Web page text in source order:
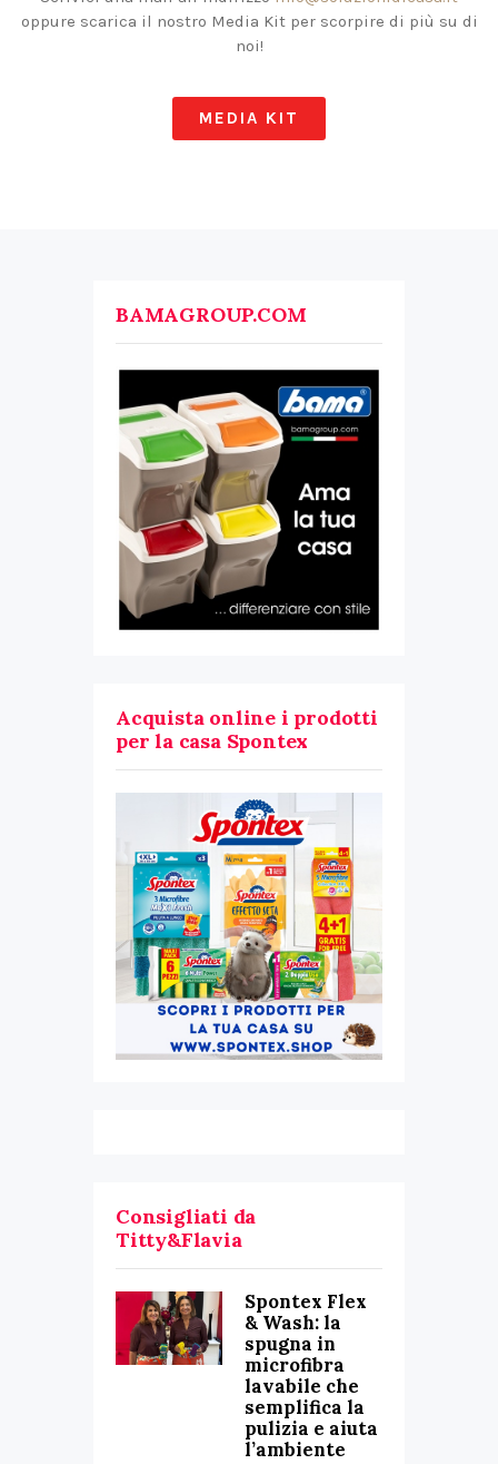
oppure scarica il nostro Media Kit per scorpire di più su di
noi!
MEDIA KIT
BAMAGROUP.COM
Acquista online i prodotti
per la casa Spontex
Consigliati da
Titty&Flavia
Spontex Flex
& Wash: la
spugna in
microfibra
lavabile che
semplifica la
pulizia e aiuta
l’ambiente